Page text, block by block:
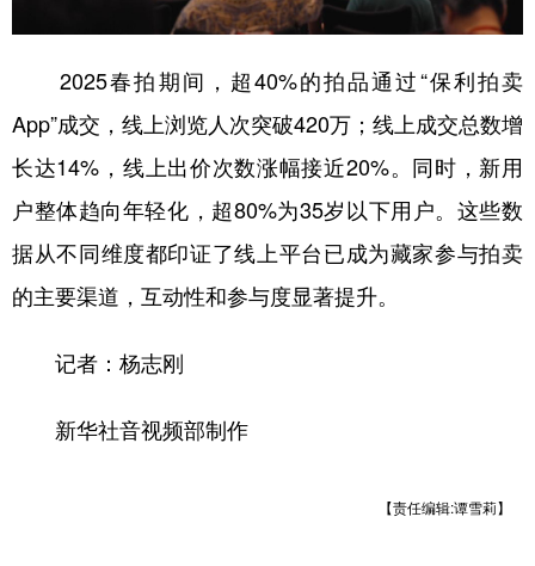
山东 河南 湖北 湖南
广东 广西 海南 重庆
四川 贵州 云南 西藏
内蒙古 黑龙江
English Español
Русский язык
2025春拍期间，超40%的拍品通过“保利拍卖
App”成交，线上浏览人次突破420万；线上成交总数增
长达14%，线上出价次数涨幅接近20%。同时，新用
户整体趋向年轻化，超80%为35岁以下用户。这些数
据从不同维度都印证了线上平台已成为藏家参与拍卖
的主要渠道，互动性和参与度显著提升。
记者：杨志刚
新华社音视频部制作
【责任编辑:谭雪莉】